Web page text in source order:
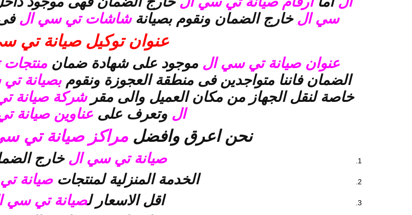
سي الخارج الضمان ونقوم بصيانةشاشات تي سي ال
عنوان توكيل صيانة تي
عنوان صيانة تي سي ال موجود على شهادة ضمان
الضمان فاننا متواجدين فى منطقة العجوزة ونقوم بصيانة
خاصة لنقل الجهاز من مكان العميل والى مقرشركة صيانة
الوتعرف علىعناوين صيانة
نحن اعرق وافضل مراكز صيانة تي
صيانة تي سي الخارج
الخدمة المنزلية لمنتجاتصيانة
اقل الاسعار لصيانة تي سي